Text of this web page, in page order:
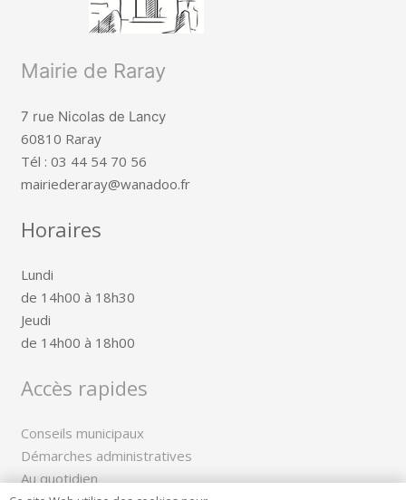
Mairie de Raray
7 rue Nicolas de Lancy
60810 Raray
Tél : 03 44 54 70 56
mairiederaray@wanadoo.fr
Horaires
Lundi
de 14h00 à 18h30
Jeudi
de 14h00 à 18h00
Accès rapides
Conseils municipaux
Démarches administratives
Au quotidien